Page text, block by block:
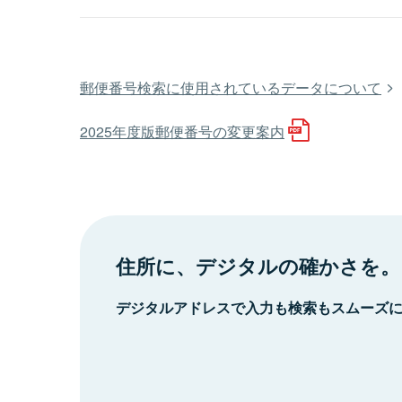
郵便番号検索に使用されているデータについて
2025年度版郵便番号の変更案内
住所に、デジタルの確かさを。
デジタルアドレスで入力も検索もスムーズ